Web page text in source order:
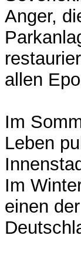
Anger,
allen
Im
Leben
Im
einen